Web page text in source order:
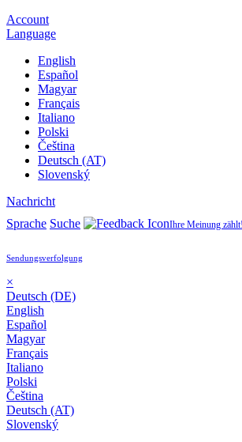
Account
Language
English
Español
Magyar
Français
Italiano
Polski
Čeština
Deutsch (AT)
Slovenský
Nachricht
Sprache Suche Ihre Meinung zählt!
Sendungsverfolgung
×
Deutsch (DE)
English
Español
Magyar
Français
Italiano
Polski
Čeština
Deutsch (AT)
Slovenský